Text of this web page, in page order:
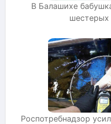
В Балашихе
шестерых
Роспотребнадзор